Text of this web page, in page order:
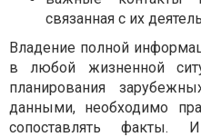
связанная с их
Владение полной
в любой жизненной
планирования
данными, необходимо
сопоставлять факты.